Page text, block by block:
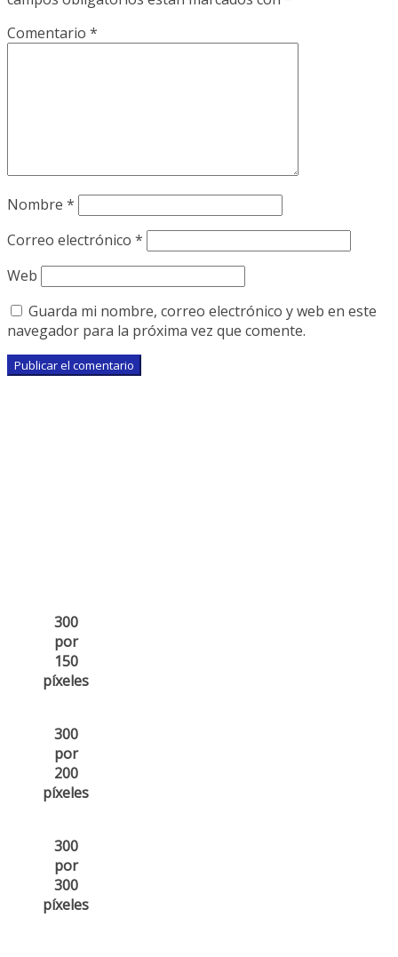
Comentario *
Nombre *
Correo electrónico *
Web
Guarda mi nombre, correo electrónico y web en este
navegador para la próxima vez que comente.
300
por
150
píxeles
300
por
200
píxeles
300
por
300
píxeles